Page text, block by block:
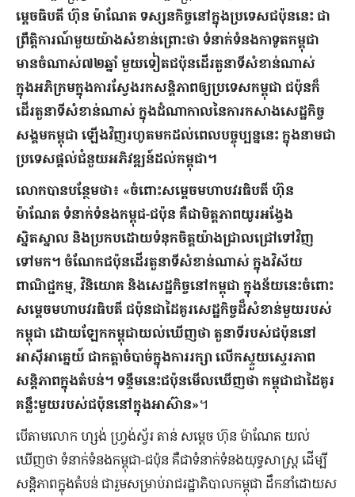
ម្តេចធិបតី ហ៊ុន ម៉ាណែត ទស្សនកិច្ចនៅក្នុងប្រទេសជប៉ុននេះ ជា
ព្រឹត្តិការណ៍មួយយ៉ាងសំខាន់ព្រោះថា ទំនាក់ទំនងកាទូតកម្ពុជា
មានចំណាស់៧២ឆ្នាំ មួយទៀតជប៉ុនដើរតួនាទីសំខាន់ណាស់
ក្នុងអភិក្រមក្នុងការស្វែងរកសន្ដិភាពឲ្យប្រទេសកម្ពុជា ជប៉ុនក៏
ដើរតួនាទីសំខាន់ណាស់ ក្នុងដំណាកាលនៃការកសាងសេដ្ឋកិច្ច
សង្គមកម្ពុជា ឡើងវិញរហូតមកដល់ពេលបច្ចុប្បន្ននេះ ក្នុងនាមជា
ប្រទេសផ្ដល់ជំនួយអភិវឌ្ឍន៍ដល់កម្ពុជា។
លោកបានបន្ថែមថា៖ «ចំពោះសម្តេចមហាបវរធិបតី ហ៊ុន
ម៉ាណែត ទំនាក់ទំនងកម្ពុជ-ជប៉ុន គឺជាមិត្តភាពយូរអង្វែង
ស្និតស្នាល និងប្រកបដោយទំនុកចិត្តយ៉ាងជ្រាលជ្រៅទៅវិញ
ទៅមក។ ចំណែកជប៉ុនដើរតួនាទីសំខាន់ណាស់ ក្នុងវិស័យ
ពាណិជ្ជកម្ម, វិនិយោគ និងសេដ្ឋកិច្ចនៅកម្ពុជា ក្នុងន័យនេះចំពោះ
សម្តេចមហាបវរធិបតី ជប៉ុនជាដៃគូរសេដ្ឋកិច្ចដ៏សំខាន់មួយរបស់
កម្ពុជា ដោយឡែកកម្ពុជាយល់ឃើញថា តួនាទីរបស់ជប៉ុននៅ
អាស៊ីអាគ្នេយ៍ ជាកត្តាចំបាច់ក្នុងការរក្សា លើកស្ទួយស្ទេរភាព
សន្ដិភាពក្នុងតំបន់។ ទន្ទឹមនេះជប៉ុនមើលឃើញថា កម្ពុជាជាដៃគូរ
គន្លឹះមួយរបស់ជប៉ុននៅក្នុងអាស៊ាន»។
បើតាមលោក ហ្សង់ ហ្វ្រង់ស្វ័រ តាន់ សម្តេច ហ៊ុន ម៉ាណែត យល់
ឃើញថា ទំនាក់ទំនងកម្ពុជា-ជប៉ុន គឺជាទំនាក់ទំនងយុទ្ធសាស្រ្ដ ដើម្បី
សន្ដិភាពក្នុងតំបន់ ជារួមសម្រាប់រាជរដ្ឋាភិបាលកម្ពុជា ដឹកនាំដោយស